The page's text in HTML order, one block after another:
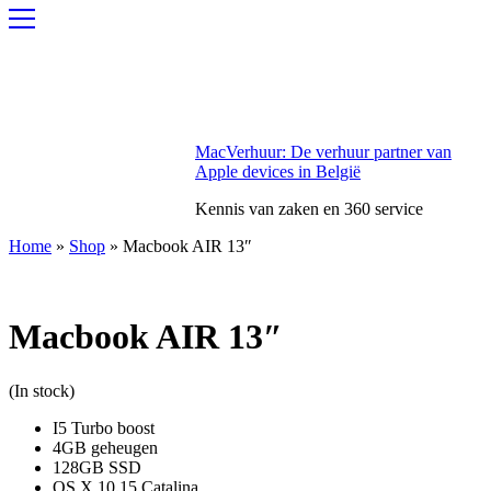
MacVerhuur: De verhuur partner van
Apple devices in België
Kennis van zaken en 360 service
Home » Shop » Macbook AIR 13″
Macbook AIR 13″
(In stock)
I5 Turbo boost
4GB geheugen
128GB SSD
OS X 10.15 Catalina